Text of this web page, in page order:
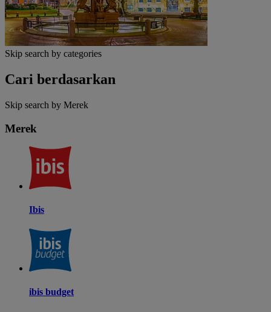
Skip search by categories
Cari berdasarkan
Skip search by Merek
Merek
Ibis
ibis budget